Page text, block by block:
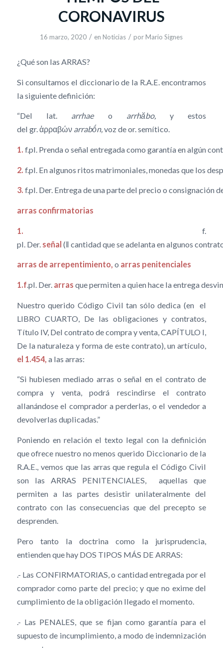
CORONAVIRUS
16 marzo, 2020 / en Noticias / por Mario Signes
¿Qué son las ARRAS?
Si consultamos el diccionario de la R.A.E. encontramos
la siguiente definición:
“Del lat. arrhaeo arrhăbo,y estos
del gr. ἀρραβών arrabṓn,voz de or. semítico.
1. f.pl. Prenda o señal entregada como garantía en algún
2. f.pl. En algunos ritos matrimoniales, monedas que los
3. f.pl. Der. Entrega de una parte del precio o consignación
arras confirmatorias
1.f.
pl. Der. señal (‖ cantidad que se adelanta en algunos
arras de arrepentimiento, o arras penitenciales
1.f.pl. Der. arras que permiten a quien hace la entrega
Nuestro querido Código Civil tan sólo dedica (en el
LIBRO CUARTO, De las obligaciones y contratos,
Título IV, Del contrato de compra y venta, CAPÍTULO I,
De la naturaleza y forma de este contrato), un artículo,
el 1.454, a las arras:
“Si hubiesen mediado arras o señal en el contrato de
compra y venta, podrá rescindirse el contrato
allanándose el comprador a perderlas, o el vendedor a
devolverlas duplicadas.”
Poniendo en relación el texto legal con la definición
que ofrece nuestro no menos querido Diccionario de la
R.A.E., vemos que las arras que regula el Código Civil
son las ARRAS PENITENCIALES, aquellas que
permiten a las partes desistir unilateralmente del
contrato con las consecuencias que del precepto se
desprenden.
Pero tanto la doctrina como la jurisprudencia,
entienden que hay DOS TIPOS MÁS DE ARRAS:
.- Las CONFIRMATORIAS, o cantidad entregada por el
comprador como parte del precio; y que no exime del
cumplimiento de la obligación llegado el momento.
.- Las PENALES, que se fijan como garantía para el
supuesto de incumplimiento, a modo de indemnización